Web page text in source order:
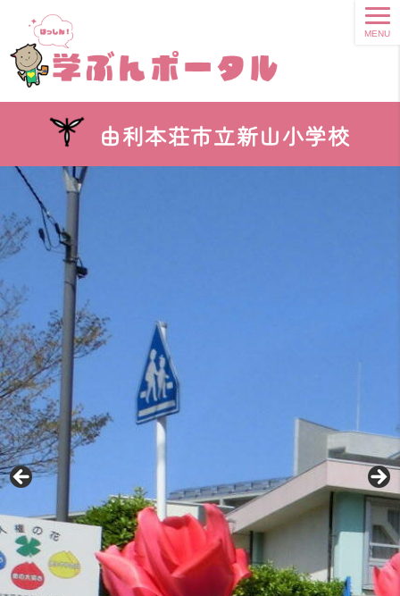
由利本荘市立新山小学校
MENU